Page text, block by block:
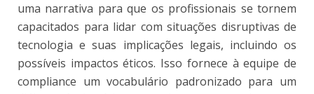
uma narrativa para que os profissionais se tornem
capacitados para lidar com situações disruptivas de
tecnologia e suas implicações legais, incluindo os
possíveis impactos éticos. Isso fornece à equipe de
compliance um vocabulário padronizado para um